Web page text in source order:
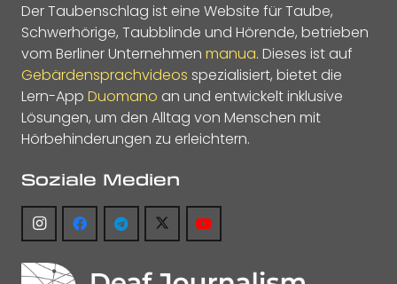
Der Taubenschlag ist eine Website für Taube,
Schwerhörige, Taubblinde und Hörende, betrieben
vom Berliner Unternehmen manua. Dieses ist auf
Gebärdensprachvideos spezialisiert, bietet die
Lern-App Duomano an und entwickelt inklusive
Lösungen, um den Alltag von Menschen mit
Hörbehinderungen zu erleichtern.
Soziale Medien